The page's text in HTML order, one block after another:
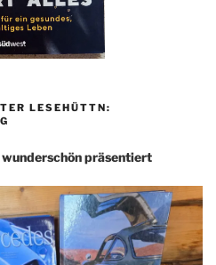
LESEHÜTTN:
präsentiert